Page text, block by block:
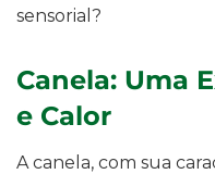
sensorial?
Canela: Uma
e Calor
A canela, com sua